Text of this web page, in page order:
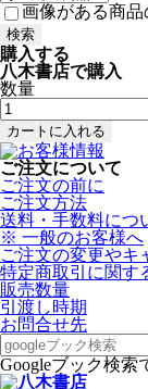
画像がある商品
購入する
八木書店で購入
数量
ご注文について
ご注文の前に
ご注文方法
送料・手数料につ
※ 一般のお客様へ
ご注文の変更やキ
特定商取引に関す
販売数量
引渡し時期
お問合せ先
Googleブック検索